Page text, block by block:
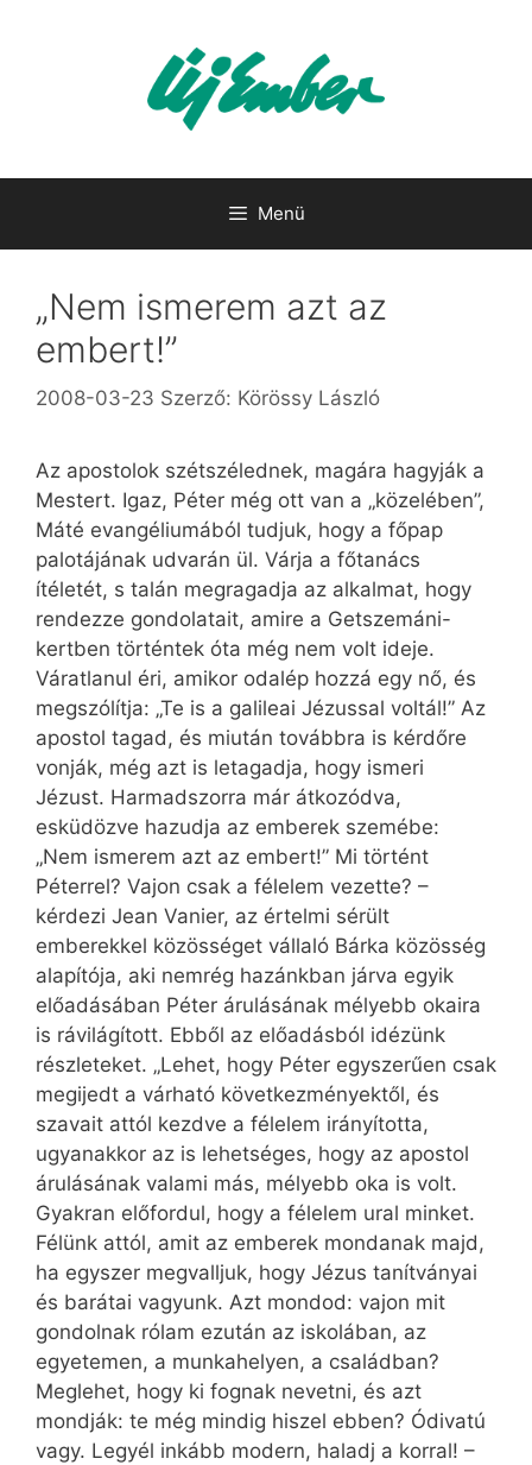
Menü
„Nem ismerem azt az
embert!”
2008-03-23 Szerző: Körössy László
Az apostolok szétszélednek, magára hagyják a
Mestert. Igaz, Péter még ott van a „közelében”,
Máté evangéliumából tudjuk, hogy a főpap
palotájának udvarán ül. Várja a főtanács
ítéletét, s talán megragadja az alkalmat, hogy
rendezze gondolatait, amire a Getszemáni-
kertben történtek óta még nem volt ideje.
Váratlanul éri, amikor odalép hozzá egy nő, és
megszólítja: „Te is a galileai Jézussal voltál!” Az
apostol tagad, és miután továbbra is kérdőre
vonják, még azt is letagadja, hogy ismeri
Jézust. Harmadszorra már átkozódva,
esküdözve hazudja az emberek szemébe:
„Nem ismerem azt az embert!” Mi történt
Péterrel? Vajon csak a félelem vezette? –
kérdezi Jean Vanier, az értelmi sérült
emberekkel közösséget vállaló Bárka közösség
alapítója, aki nemrég hazánkban járva egyik
előadásában Péter árulásának mélyebb okaira
is rávilágított. Ebből az előadásból idézünk
részleteket. „Lehet, hogy Péter egyszerűen csak
megijedt a várható következményektől, és
szavait attól kezdve a félelem irányította,
ugyanakkor az is lehetséges, hogy az apostol
árulásának valami más, mélyebb oka is volt.
Gyakran előfordul, hogy a félelem ural minket.
Félünk attól, amit az emberek mondanak majd,
ha egyszer megvalljuk, hogy Jézus tanítványai
és barátai vagyunk. Azt mondod: vajon mit
gondolnak rólam ezután az iskolában, az
egyetemen, a munkahelyen, a családban?
Meglehet, hogy ki fognak nevetni, és azt
mondják: te még mindig hiszel ebben? Ódivatú
vagy. Legyél inkább modern, haladj a korral! –